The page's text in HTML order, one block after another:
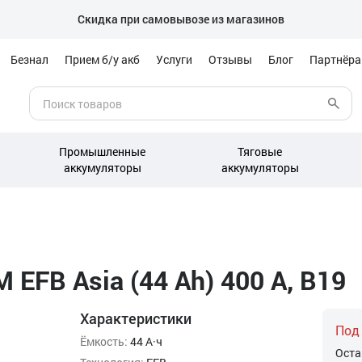
Скидка при самовывозе из магазинов
Безнал Прием б/у акб Услуги Отзывы Блог
Промышленные
аккумуляторы
Тяговые
аккумуляторы
EFB Asia (44 Ah) 400 А, B19
Характеристики
Ёмкость: 44 А·ч
Под